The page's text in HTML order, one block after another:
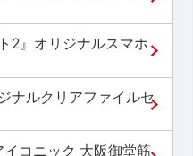
2』オリジナルスマホ
ナルクリアファイルセ
コニック 大阪御堂筋